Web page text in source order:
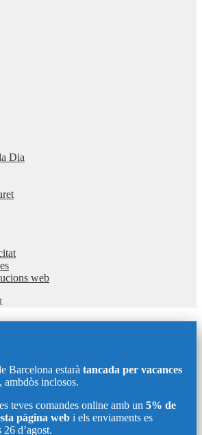
Dia
web
Barcelona estarà tancada per vacances
, ambdòs inclosos.
teves comandes online amb un 5% de
pàgina web i els enviaments es
d’agost.